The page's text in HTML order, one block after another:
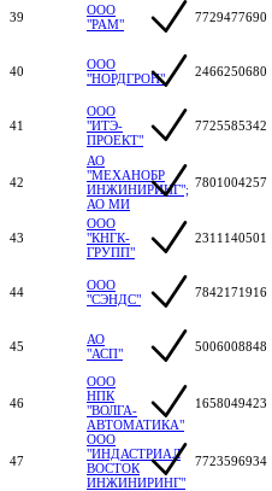
39
ООО
"РАМ"
7729477690
40
ООО
"НОРДГРОН"
2466250680
41
ООО
"ИТЭ-
ПРОЕКТ"
7725585342
42
АО
"МЕХАНОБР
ИНЖИНИРИНГ";
АО МИ
7801004257
43
ООО
"КНГК-
ГРУПП"
2311140501
44
ООО
"СЭНДС"
7842171916
45
АО
"АСП"
5006008848
46
ООО
НПК
"ВОЛГА-
АВТОМАТИКА"
1658049423
47
ООО
"ИНДАСТРИАЛ
ВОСТОК
ИНЖИНИРИНГ"
7723596934